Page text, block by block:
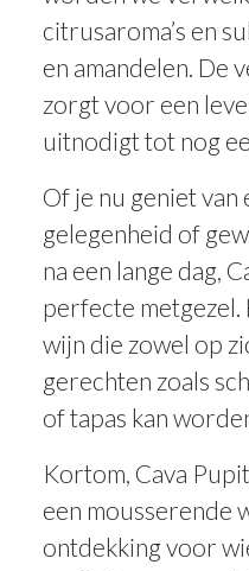
citrusaroma’s en
en amandelen. De
zorgt voor een
uitnodigt tot nog
Of je nu geniet van
gelegenheid of
na een lange dag,
perfecte metgezel.
wijn die zowel op
gerechten zoals
of tapas kan
Kortom, Cava
een mousserende
ontdekking voor